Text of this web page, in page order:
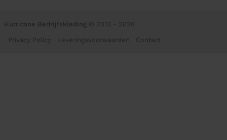
Hurricane Bedrijfskleding © 2013 - 2026
Privacy Policy Leveringsvoorwaarden Contact